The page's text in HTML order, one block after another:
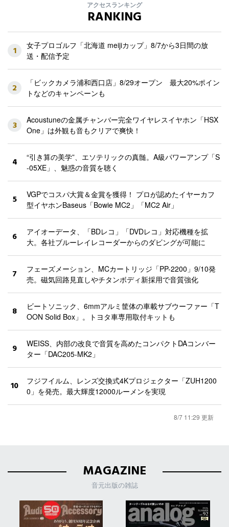
アクセスランキング
RANKING
1
女子プロゴルフ「北海道 meijiカップ」8/7から3日間の放
送・配信予定
2
「ビックカメラ浦和西口店」8/29オープン 最大20%ポイン
トなどのキャンペーンも
3
Acoustuneの金属チャンバー完全ワイヤレスイヤホン「HSX
One」は外観も音もクリアで爽快！
4
“引き算の美学”、エソテリックの真髄。A級パワーアンプ「S
-05XE」、魅惑の音質を聴く
5
VGPでコスパ大賞＆金賞を獲得！ プロが認めたイヤーカフ
型イヤホンBaseus「Bowie MC2」「MC2 Air」
6
アイオーデータ、「BDレコ」「DVDレコ」対応機種を拡
大。各社ブルーレイレコーダーからのダビングが可能に
7
フェーズメーション、MCカートリッジ「PP-2200」9/10発
売。磁気回路見直しやチタンボディ新採用で音質強化
8
ビートソニック、6mmアルミ筐体の車載サブウーファー「T
OON Solid Box」。トヨタ車専用取付キットも
9
WEISS、内部の改良で音質を高めたコンパクトDAコンバー
ター「DAC205-MK2」
10
フジフイルム、レンズ交換式4Kプロジェクター「ZUH1200
0」を発売。最大輝度12000ルーメンを実現
8/7 11:29 更新
MAGAZINE
音元出版の雑誌